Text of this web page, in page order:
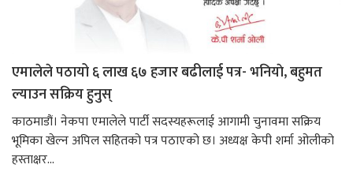
एमालेले पठायो ६ लाख ६७ हजार बढीलाई पत्र- भनियाे, बहुमत
ल्याउन सक्रिय हुनुस्
काठमाडौं। नेकपा एमालेले पार्टी सदस्यहरूलाई आगामी चुनावमा सक्रिय
भूमिका खेल्न अपिल सहितको पत्र पठाएको छ। अध्यक्ष केपी शर्मा ओलीको
हस्ताक्षर...